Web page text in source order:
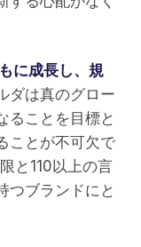
に成長し、規
ダは真のグロー
ることを目標と
ことが不可欠で
と110以上の言
つブランドにと